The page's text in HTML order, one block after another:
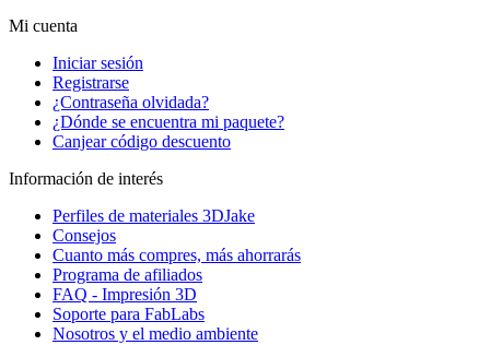
Mi cuenta
Iniciar sesión
Registrarse
¿Contraseña olvidada?
¿Dónde se encuentra mi paquete?
Canjear código descuento
Información de interés
Perfiles de materiales 3DJake
Consejos
Cuanto más compres, más ahorrarás
Programa de afiliados
FAQ - Impresión 3D
Soporte para FabLabs
Nosotros y el medio ambiente